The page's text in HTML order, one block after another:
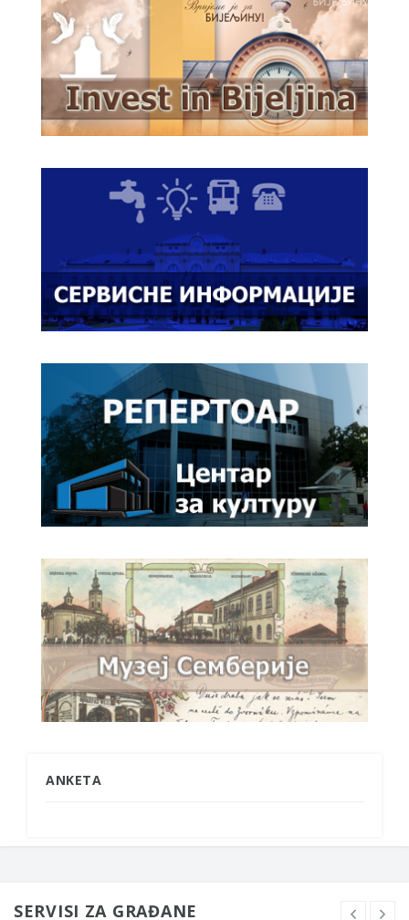
ANKETA
SERVISI ZA GRAĐANE